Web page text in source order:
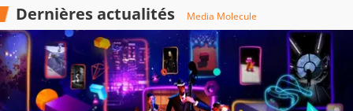
Dernières actualités Media Molecule